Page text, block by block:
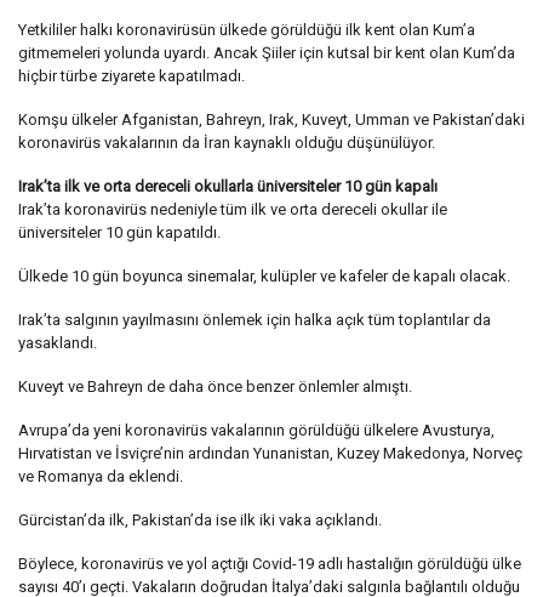
Yetkililer halkı koronavirüsün ülkede görüldüğü ilk kent olan Kum’a
gitmemeleri yolunda uyardı. Ancak Şiiler için kutsal bir kent olan Kum’da
hiçbir türbe ziyarete kapatılmadı.
Komşu ülkeler Afganistan, Bahreyn, Irak, Kuveyt, Umman ve Pakistan’daki
koronavirüs vakalarının da İran kaynaklı olduğu düşünülüyor.
Irak’ta ilk ve orta dereceli okullarla üniversiteler 10 gün kapalı
Irak’ta koronavirüs nedeniyle tüm ilk ve orta dereceli okullar ile
üniversiteler 10 gün kapatıldı.
Ülkede 10 gün boyunca sinemalar, kulüpler ve kafeler de kapalı olacak.
Irak’ta salgının yayılmasını önlemek için halka açık tüm toplantılar da
yasaklandı.
Kuveyt ve Bahreyn de daha önce benzer önlemler almıştı.
Avrupa’da yeni koronavirüs vakalarının görüldüğü ülkelere Avusturya,
Hırvatistan ve İsviçre’nin ardından Yunanistan, Kuzey Makedonya, Norveç
ve Romanya da eklendi.
Gürcistan’da ilk, Pakistan’da ise ilk iki vaka açıklandı.
Böylece, koronavirüs ve yol açtığı Covid-19 adlı hastalığın görüldüğü ülke
sayısı 40’ı geçti. Vakaların doğrudan İtalya’daki salgınla bağlantılı olduğu